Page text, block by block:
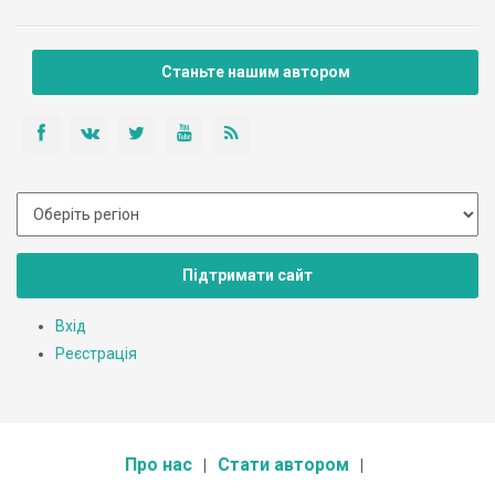
Станьте нашим автором
Підтримати сайт
Вхід
Реєстрація
Про нас Стати автором